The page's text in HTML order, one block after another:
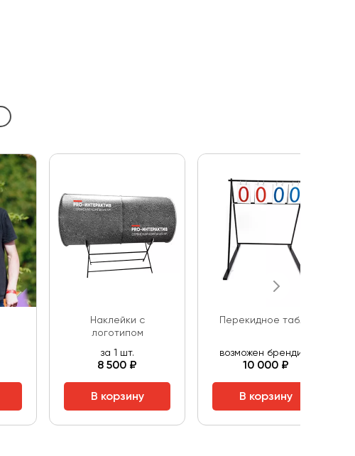
Наклейки с
логотипом
за 1 шт.
8 500 ₽
В корзину
Перекидное табло
возможен брендинг
10 000 ₽
В корзину